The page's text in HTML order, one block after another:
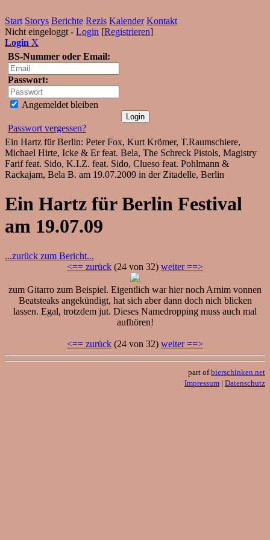
Start Storys Berichte Rezis Kalender Kontakt
Nicht eingeloggt - Login [Registrieren]
Login X
BS-Nummer oder Email:
Passwort:
Angemeldet bleiben
Passwort vergessen?
Ein Hartz für Berlin: Peter Fox, Kurt Krömer, T.Raumschiere,
Michael Hirte, Icke & Er feat. Bela, The Schreck Pistols, Magistry
Farif feat. Sido, K.I.Z. feat. Sido, Clueso feat. Pohlmann &
Rackajam, Bela B. am 19.07.2009 in der Zitadelle, Berlin
Ein Hartz für Berlin Festival
am 19.07.09
...zurück zum Bericht...
<== zurück (24 von 32) weiter ==>
zum Gitarro zum Beispiel. Eigentlich war hier noch Arnim vonnen
Beatsteaks angekündigt, hat sich aber dann doch nich blicken
lassen. Egal, trotzdem jut. Dieses Namedropping muss auch mal
aufhören!
<== zurück (24 von 32) weiter ==>
part ofbierschinken.net
Impressum | Datenschutz